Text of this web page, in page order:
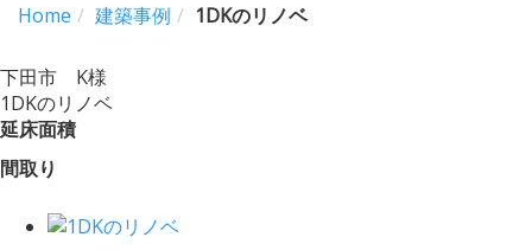
Home 建築事例 1DKのリノベ
下田市 K様
1DKのリノベ
延床面積
間取り